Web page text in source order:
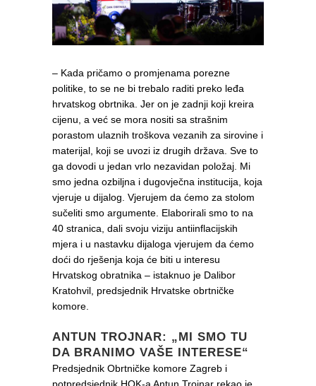
– Kada pričamo o promjenama porezne
politike, to se ne bi trebalo raditi preko leđa
hrvatskog obrtnika. Jer on je zadnji koji kreira
cijenu, a već se mora nositi sa strašnim
porastom ulaznih troškova vezanih za sirovine i
materijal, koji se uvozi iz drugih država. Sve to
ga dovodi u jedan vrlo nezavidan položaj. Mi
smo jedna ozbiljna i dugovječna institucija, koja
vjeruje u dijalog. Vjerujem da ćemo za stolom
sučeliti smo argumente. Elaborirali smo to na
40 stranica, dali svoju viziju antiinflacijskih
mjera i u nastavku dijaloga vjerujem da ćemo
doći do rješenja koja će biti u interesu
Hrvatskog obratnika – istaknuo je Dalibor
Kratohvil, predsjednik Hrvatske obrtničke
komore.
ANTUN TROJNAR: „MI SMO TU
DA BRANIMO VAŠE INTERESE“
Predsjednik Obrtničke komore Zagreb i
potpredsjednik HOK-a Antun Trojnar rekao je